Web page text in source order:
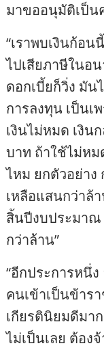
มาขออนุมัติเป็น
“เราพบเงินก้อน
ไปเสียภาษีในอ
ดอกเบี้ยก็วิ่ง มัน
การลงทุน เป็นเ
เงินไม่หมด เงิ
บาท ถ้าใช้ไม่หม
ไหม ยกตัวอย่าง
เหลือแสนกว่าล้
สิ้นปีงบประมาณ
กว่าล้าน”
“อีกประการหนึ่
คนเข้าเป็นข้าร
เกียรตินิยมดีมา
ไม่เป็นเลย ต้อง